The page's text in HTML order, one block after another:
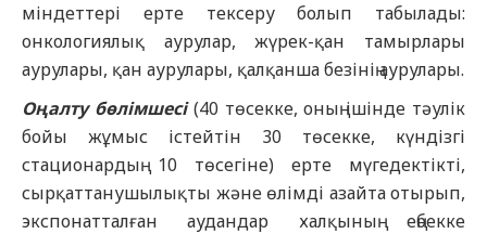
міндеттері ерте тексеру болып табылады:
онкологиялық аурулар, жүрек-қан тамырлары
аурулары, қан аурулары, қалқанша безінің аурулары.
Оңалту бөлімшесі(40 төсекке, оның ішінде тәулік
бойы жұмыс істейтін 30 төсекке, күндізгі
стационардың 10 төсегіне) ерте мүгедектікті,
сырқаттанушылықты және өлімді азайта отырып,
экспонатталған аудандар халқының еңбекке